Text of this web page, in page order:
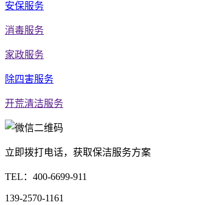
安保服务
消毒服务
家政服务
除四害服务
开荒清洁服务
立即拨打电话，获取保洁服务方案
TEL： 400-6699-911
139-2570-1161